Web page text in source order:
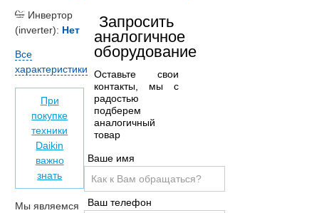
Запросить
аналогичное
оборудование
Оставьте свои
контакты, мы с
радостью
подберем
аналогичный
товар
Ваше имя
Ваш телефон
Инвертор
(inverter): Нет
Все
характеристики
При
покупке
техники
Daikin
важно
знать
Мы являемся